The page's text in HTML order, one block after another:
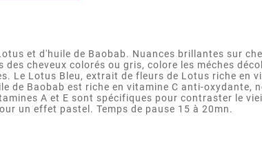
et d'huile de Baobab. Nuances brillantes sur
cheveux colorés ou gris, colore les méches
Le Lotus Bleu, extrait de fleurs de Lotus riche en
de Baobab est riche en vitamine C anti-
A et E sont spécifiques pour contraster le
un effet pastel. Temps de pause 15 à 20mn.